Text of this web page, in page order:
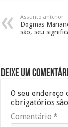
Assunto anterior
Dogmas
são, seu
Deixe um
O seu endereço
obrigatórios
Comentário*